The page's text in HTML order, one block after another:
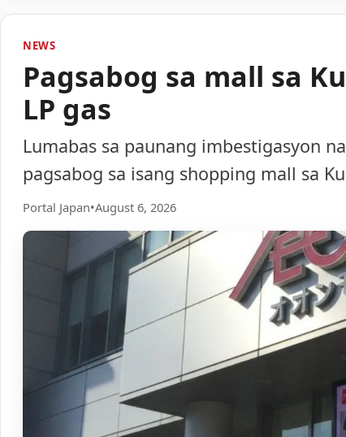
NEWS
Pagsabog sa mall sa
LP gas
Lumabas sa paunang imbestigasyon
pagsabog sa isang shopping mall sa
Portal Japan•August 6, 2026